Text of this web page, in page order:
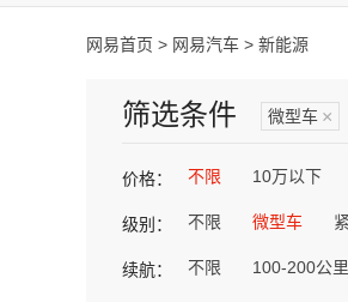
网易首页 > 网易汽车 > 新能源
筛选条件 微型车 ×
价格： 不限 10万以下
级别： 不限 微型车
续航： 不限 100-200公里